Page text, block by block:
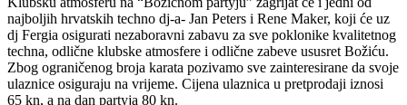
najboljih hrvatskih techno dj-a- Jan Peters i Rene Maker, koji će uz
dj Fergia osigurati nezaboravni zabavu za sve poklonike kvalitetnog
techna, odlične klubske atmosfere i odlične zabeve ususret Božiću.
Zbog ograničenog broja karata pozivamo sve zainteresirane da svoje
ulaznice osiguraju na vrijeme. Cijena ulaznica u pretprodaji iznosi
65 kn, a na dan partyja 80 kn.